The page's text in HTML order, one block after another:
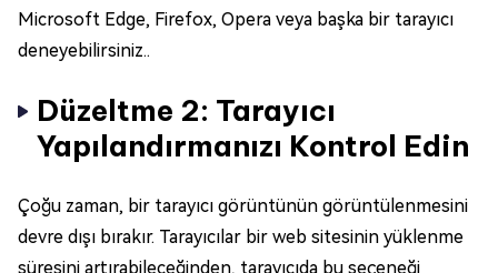
Microsoft Edge, Firefox, Opera veya başka bir tarayıcı
deneyebilirsiniz..
Düzeltme 2: Tarayıcı
Yapılandırmanızı Kontrol Edin
Çoğu zaman, bir tarayıcı görüntünün görüntülenmesini
devre dışı bırakır. Tarayıcılar bir web sitesinin yüklenme
süresini artırabileceğinden, tarayıcıda bu seçeneği